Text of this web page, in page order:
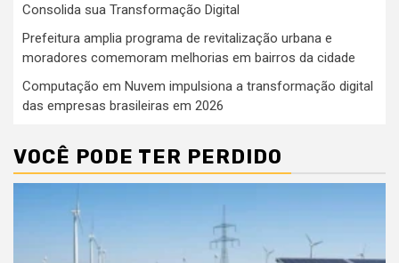
Consolida sua Transformação Digital
Prefeitura amplia programa de revitalização urbana e
moradores comemoram melhorias em bairros da cidade
Computação em Nuvem impulsiona a transformação digital
das empresas brasileiras em 2026
VOCÊ PODE TER PERDIDO